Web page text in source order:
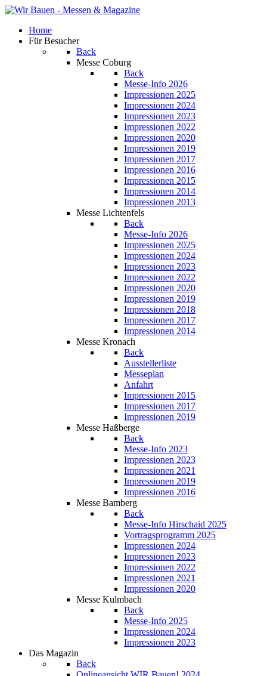
Home
Für Besucher
Back
Messe Coburg
Back
Messe-Info 2026
Impressionen 2025
Impressionen 2024
Impressionen 2023
Impressionen 2022
Impressionen 2020
Impressionen 2019
Impressionen 2017
Impressionen 2016
Impressionen 2015
Impressionen 2014
Impressionen 2013
Messe Lichtenfels
Back
Messe-Info 2026
Impressionen 2025
Impressionen 2024
Impressionen 2023
Impressionen 2022
Impressionen 2020
Impressionen 2019
Impressionen 2018
Impressionen 2017
Impressionen 2014
Messe Kronach
Back
Ausstellerliste
Messeplan
Anfahrt
Impressionen 2015
Impressionen 2017
Impressionen 2019
Messe Haßberge
Back
Messe-Info 2023
Impressionen 2023
Impressionen 2021
Impressionen 2019
Impressionen 2016
Messe Bamberg
Back
Messe-Info Hirschaid 2025
Vortragsprogramm 2025
Impressionen 2024
Impressionen 2023
Impressionen 2022
Impressionen 2021
Impressionen 2020
Messe Kulmbach
Back
Messe-Info 2025
Impressionen 2024
Impressionen 2023
Das Magazin
Back